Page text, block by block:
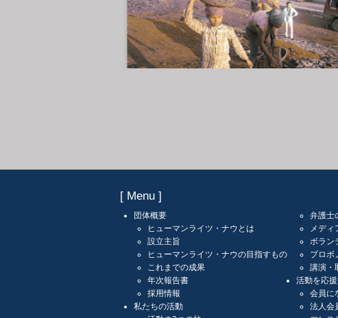
[ Menu ]
団体概要
ヒューマンライツ・ナウとは
設立主旨
ヒューマンライツ・ナウの目指すもの
これまでの成果
年次報告書
採用情報
私たちの活動
弁護士
メディ
ボラン
プロボ
講演・
活動を応
会員に
法人会